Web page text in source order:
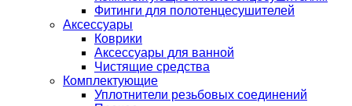
Фитинги для полотенцесушителей
Аксессуары
Коврики
Аксессуары для ванной
Чистящие средства
Комплектующие
Уплотнители резьбовых соединений